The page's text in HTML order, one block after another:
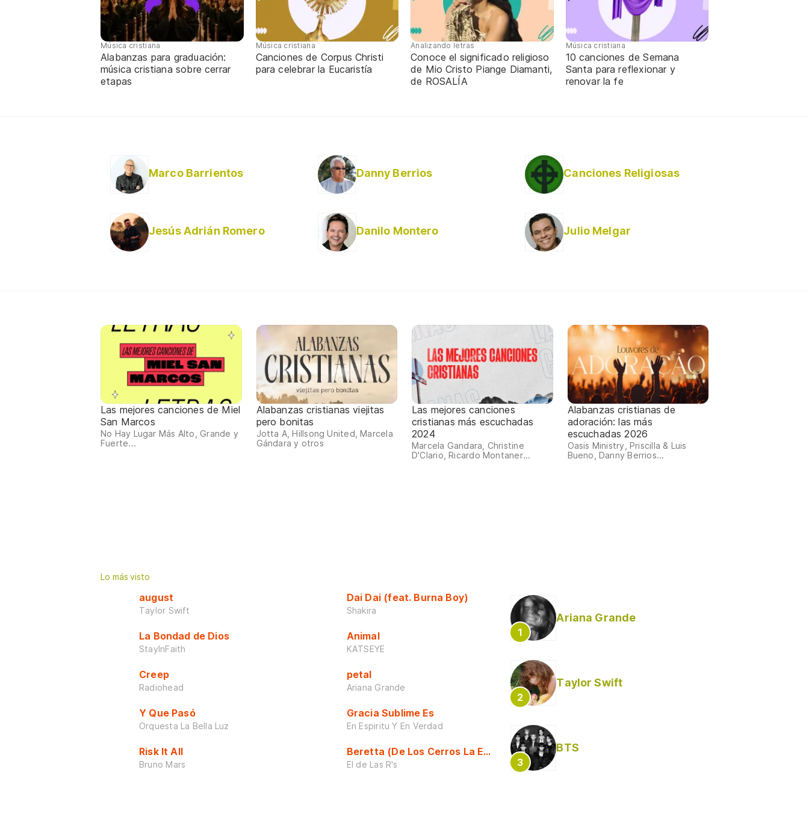
Música cristiana
Alabanzas para graduación:
música cristiana sobre cerrar
etapas
Música cristiana
Canciones de Corpus Christi
para celebrar la Eucaristía
Analizando letras
Conoce el significado religioso
de Mio Cristo Piange Diamanti,
de ROSALÍA
Música cristiana
10 canciones de Semana
Santa para reflexionar y
renovar la fe
Marco Barrientos Danny Berrios Canciones Religiosas
Jesús Adrián Romero Danilo Montero Julio Melgar
Las mejores canciones de Miel
San Marcos
No Hay Lugar Más Alto, Grande y
Fuerte...
Alabanzas cristianas viejitas
pero bonitas
Jotta A, Hillsong United, Marcela
Gándara y otros
Las mejores canciones
cristianas más escuchadas
2024
Marcela Gandara, Christine
D'Clario, Ricardo Montaner...
Alabanzas cristianas de
adoración: las más
escuchadas 2026
Oasis Ministry, Priscilla & Luis
Bueno, Danny Berrios...
Lo más visto
august
Taylor Swift
La Bondad de Dios
StayInFaith
Creep
Radiohead
Y Que Pasó
Orquesta La Bella Luz
Risk It All
Bruno Mars
Dai Dai (feat. Burna Boy)
Shakira
Animal
KATSEYE
petal
Ariana Grande
Gracia Sublime Es
En Espiritu Y En Verdad
Beretta (De Los Cerros La Escuela)
El de Las R's
Ariana Grande
Taylor Swift
BTS